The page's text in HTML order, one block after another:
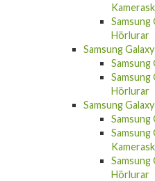
Samsung
Hörlurar
Samsung
Samsung
Samsung
Hörlurar
Samsung
Samsung
Samsung
Samsung
Hörlurar